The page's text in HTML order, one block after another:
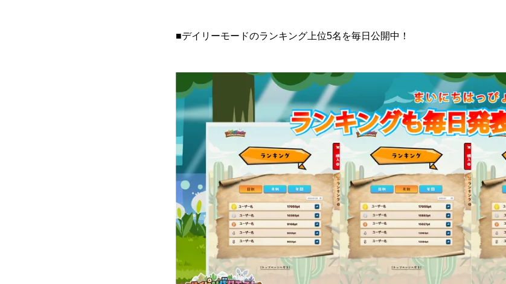
■デイリーモードのランキング上位5名を毎日公開中！